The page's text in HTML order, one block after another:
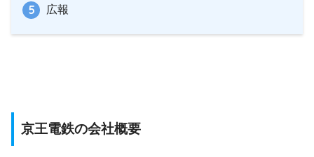
広報
京王電鉄の会社概要